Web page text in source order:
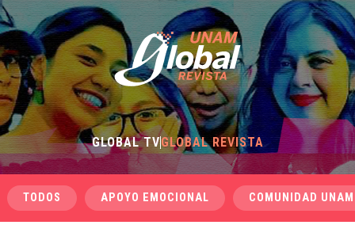
GLOBAL TVGLOBAL REVISTA
TODOS APOYO EMOCIONAL COMUNIDAD UNAM